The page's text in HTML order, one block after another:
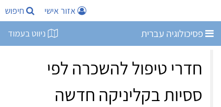
אזור אישי חיפוש
פסיכולוגיה עברית ניווט בעמוד
חדרי טיפול להשכרה לפי
ססיות בקליניקה חדשה